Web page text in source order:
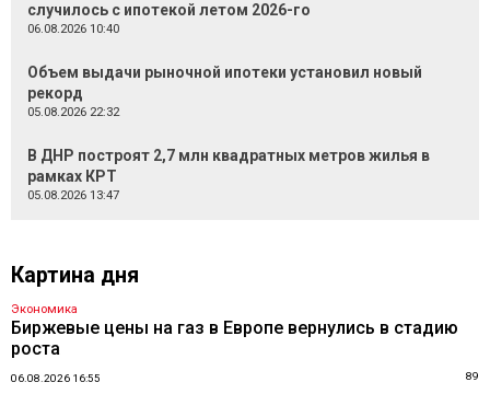
случилось с ипотекой летом 2026-го
06.08.2026 10:40
Объем выдачи рыночной ипотеки установил новый
рекорд
05.08.2026 22:32
В ДНР построят 2,7 млн квадратных метров жилья в
рамках КРТ
05.08.2026 13:47
Картина дня
Экономика
Биржевые цены на газ в Европе вернулись в стадию
роста
06.08.2026 16:55 89